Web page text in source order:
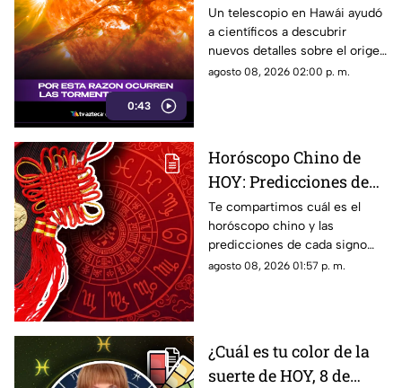
0:43
que reveló cómo nacen
estos fenómenos del
Sol
Un telescopio en Hawái ayudó
a científicos a descubrir
nuevos detalles sobre el origen
de las tormentas solares y sus
agosto 08, 2026 02:00 p. m.
Horóscopo Chino de
HOY: Predicciones de
este 8 de agosto de 2026
para cada signo del
zodiaco
Te compartimos cuál es el
horóscopo chino y las
predicciones de cada signo
para el día de hoy, sábado 8 de
agosto 08, 2026 01:57 p. m.
¿Cuál es tu color de la
suerte de HOY, 8 de